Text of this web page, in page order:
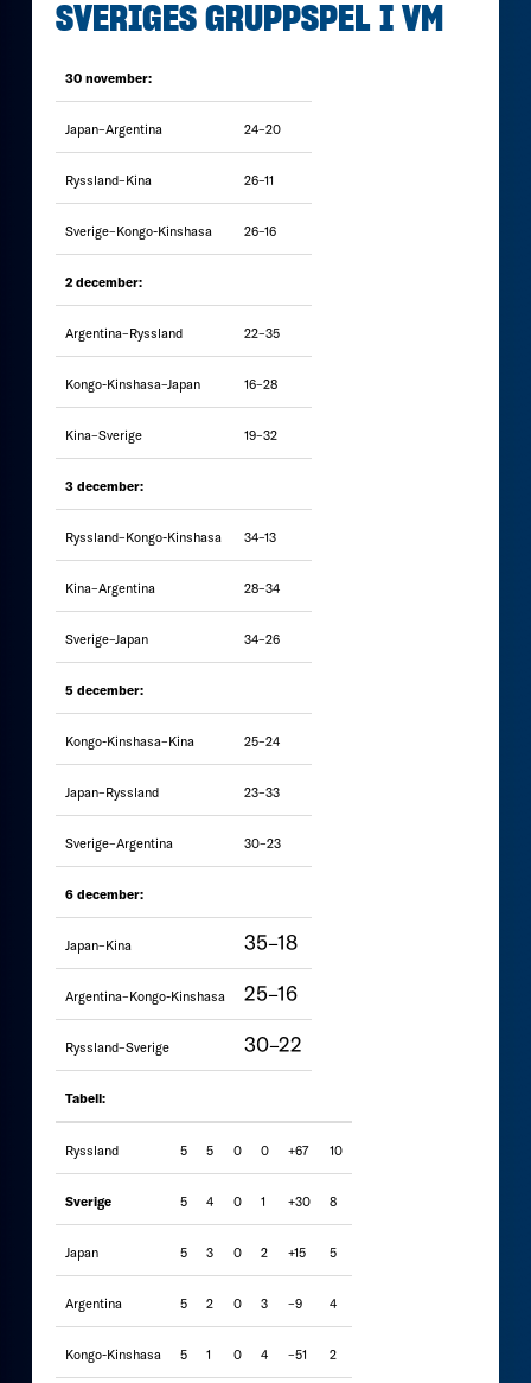
SVERIGES GRUPPSPEL I VM
30 november:
Japan–Argentina 24–20
Ryssland–Kina 26–11
Sverige–Kongo-Kinshasa 26–16
2 december:
Argentina–Ryssland 22–35
Kongo-Kinshasa–Japan 16–28
Kina–Sverige 19–32
3 december:
Ryssland–Kongo-Kinshasa 34–13
Kina–Argentina 28–34
Sverige–Japan 34–26
5 december:
Kongo-Kinshasa–Kina 25–24
Japan–Ryssland 23–33
Sverige–Argentina 30–23
6 december:
Japan–Kina 35–18
Argentina–Kongo-Kinshasa 25–16
Ryssland–Sverige 30–22
Tabell:
Ryssland 5 5 0 0 +67 10
Sverige 5 4 0 1 +30 8
Japan 5 3 0 2 +15 5
Argentina 5 2 0 3 –9 4
Kongo-Kinshasa 5 1 0 4 –51 2